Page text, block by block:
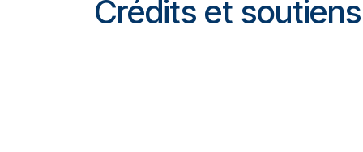
Crédits et soutiens